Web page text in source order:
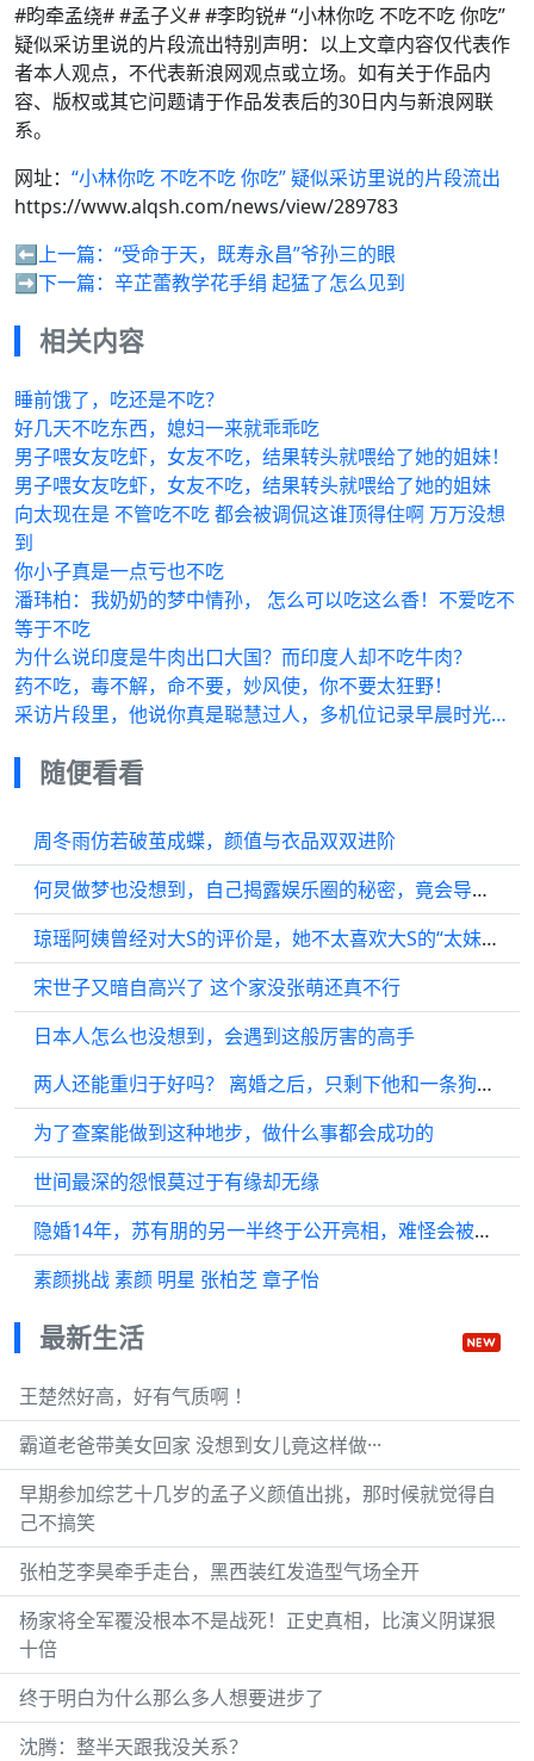
#昀牵孟绕# #孟子义# #李昀锐# “小林你吃 不吃不吃 你吃”
疑似采访里说的片段流出特别声明：以上文章内容仅代表作
者本人观点，不代表新浪网观点或立场。如有关于作品内
容、版权或其它问题请于作品发表后的30日内与新浪网联
系。
网址： “小林你吃 不吃不吃 你吃” 疑似采访里说的片段流出
https://www.alqsh.com/news/view/289783
⬅️上一篇： “受命于天，既寿永昌”爷孙三的眼
➡️下一篇： 辛芷蕾教学花手绢 起猛了怎么见到
相关内容
睡前饿了，吃还是不吃？
好几天不吃东西，媳妇一来就乖乖吃
男子喂女友吃虾，女友不吃，结果转头就喂给了她的姐妹！
男子喂女友吃虾，女友不吃，结果转头就喂给了她的姐妹
向太现在是 不管吃不吃 都会被调侃这谁顶得住啊 万万没想
到
你小子真是一点亏也不吃
潘玮柏：我奶奶的梦中情孙， 怎么可以吃这么香！不爱吃不
等于不吃
为什么说印度是牛肉出口大国？而印度人却不吃牛肉？
药不吃，毒不解，命不要，妙风使，你不要太狂野！
采访片段里，他说你真是聪慧过人，多机位记录早晨时光…
随便看看
周冬雨仿若破茧成蝶，颜值与衣品双双进阶
何炅做梦也没想到，自己揭露娱乐圈的秘密，竟会导致《快本》停播？
琼瑶阿姨曾经对大S的评价是，她不太喜欢大S的“太妹”风格
宋世子又暗自高兴了 这个家没张萌还真不行
日本人怎么也没想到，会遇到这般厉害的高手
两人还能重归于好吗？ 离婚之后，只剩下他和一条狗相伴
为了查案能做到这种地步，做什么事都会成功的
世间最深的怨恨莫过于有缘却无缘
隐婚14年，苏有朋的另一半终于公开亮相，难怪会被苏有朋吸引…
素颜挑战 素颜 明星 张柏芝 章子怡
最新生活
王楚然好高，好有气质啊 ！
霸道老爸带美女回家 没想到女儿竟这样做···
早期参加综艺十几岁的孟子义颜值出挑，那时候就觉得自
己不搞笑
张柏芝李昊牵手走台，黑西装红发造型气场全开
杨家将全军覆没根本不是战死！正史真相，比演义阴谋狠
十倍
终于明白为什么那么多人想要进步了
沈腾：整半天跟我没关系？